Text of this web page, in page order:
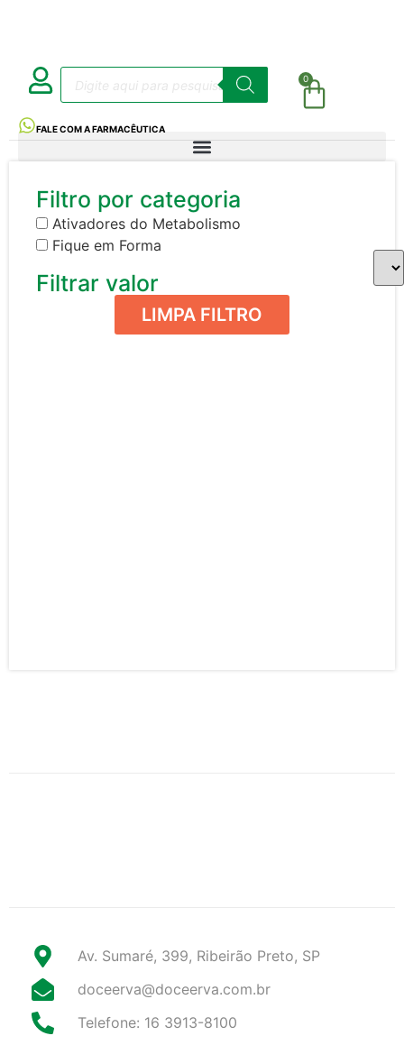
0
FALE COM A FARMACÊUTICA
Filtro por categoria
Ativadores do Metabolismo
Fique em Forma
Filtrar valor
LIMPA FILTRO
Av. Sumaré, 399, Ribeirão Preto, SP
doceerva@doceerva.com.br
Telefone: 16 3913-8100